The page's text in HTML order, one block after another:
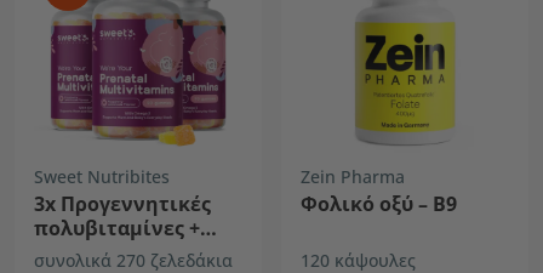
Sweet Nutribites
3x Προγεννητικές
πολυβιταμίνες +
ωμέγα-3
συνολικά 270 ζελεδάκια
Zein Pharma
Φολικό οξύ – Β9
120 κάψουλες